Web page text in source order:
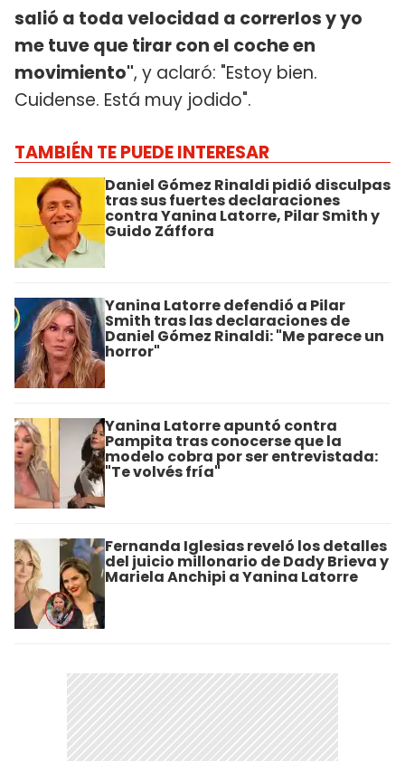
salió a toda velocidad a correrlos y yo
me tuve que tirar con el coche en
movimiento", y aclaró: "Estoy bien.
Cuidense. Está muy jodido".
TAMBIÉN TE PUEDE INTERESAR
Daniel Gómez Rinaldi pidió disculpas
tras sus fuertes declaraciones
contra Yanina Latorre, Pilar Smith y
Guido Záffora
Yanina Latorre defendió a Pilar
Smith tras las declaraciones de
Daniel Gómez Rinaldi: "Me parece un
horror"
Yanina Latorre apuntó contra
Pampita tras conocerse que la
modelo cobra por ser entrevistada:
"Te volvés fría"
Fernanda Iglesias reveló los detalles
del juicio millonario de Dady Brieva y
Mariela Anchipi a Yanina Latorre